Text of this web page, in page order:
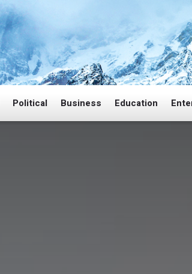
Political Business Education